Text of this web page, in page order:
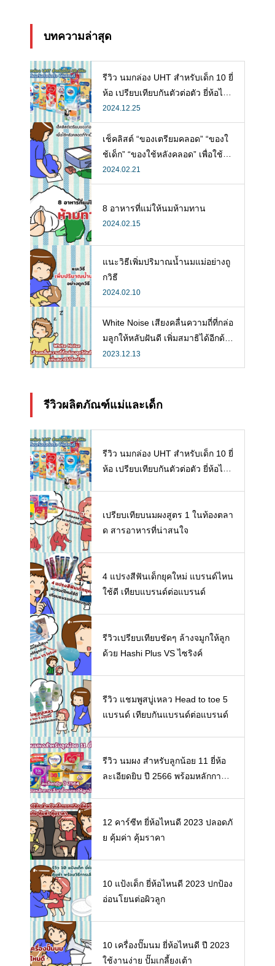
บทความล่าสุด
รีวิว นมกล่อง UHT สำหรับเด็ก 10 ยี่
ห้อ เปรียบเทียบกันตัวต่อตัว ยี่ห้อไห
นดี พร้อมแนะวิธีการเลือกนมกล่องใ
ห้ลูก
2024.12.25
เช็คลิสต์ “ของเตรียมคลอด” “ของใ
ช้เด็ก” “ของใช้หลังคลอด” เพื่อใช้ห
ลังคลอดที่จำเป็น
2024.02.21
8 อาหารที่แม่ให้นมห้ามทาน
2024.02.15
แนะวิธีเพิ่มปริมาณน้ำนมแม่อย่างถู
กวิธี
2024.02.10
White Noise เสียงคลื่นความถี่ที่กล่อ
มลูกให้หลับฝันดี เพิ่มสมาธิได้อีกด้ว
ย
2023.12.13
รีวิวผลิตภัณฑ์แม่และเด็ก
รีวิว นมกล่อง UHT สำหรับเด็ก 10 ยี่
ห้อ เปรียบเทียบกันตัวต่อตัว ยี่ห้อไห
เปรียบเทียบนมผงสูตร 1 ในท้องตลา
ด สารอาหารที่น่าสนใจ
4 แปรงสีฟันเด็กยุคใหม่ แบรนด์ไหน
ใช้ดี เทียบแบรนด์ต่อแบรนด์
รีวิวเปรียบเทียบชัดๆ ล้างจมูกให้ลูก
ด้วย Hashi Plus VS ไซริงค์
รีวิว แชมพูสบู่เหลว Head to toe 5
แบรนด์ เทียบกันแบรนด์ต่อแบรนด์
รีวิว นมผง สำหรับลูกน้อย 11 ยี่ห้อ
ละเอียดยิบ ปี 2566 พร้อมหลักการเ
12 คาร์ซีท ยี่ห้อไหนดี 2023 ปลอดภั
ย คุ้มค่า คุ้มราคา
10 แป้งเด็ก ยี่ห้อไหนดี 2023 ปกป้อง
อ่อนโยนต่อผิวลูก
10 เครื่องปั๊มนม ยี่ห้อไหนดี ปี 2023
ใช้งานง่าย ปั๊มเกลี้ยงเต้า